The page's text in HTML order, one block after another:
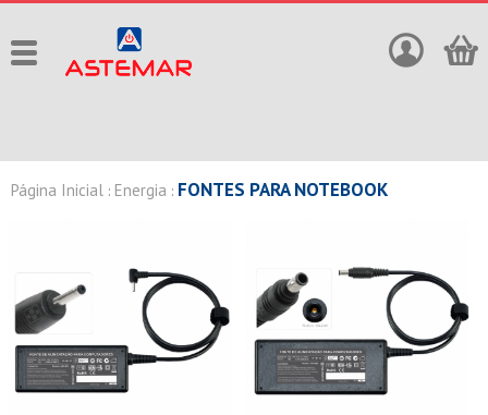
Página Inicial : Energia : FONTES PARA NOTEBOOK